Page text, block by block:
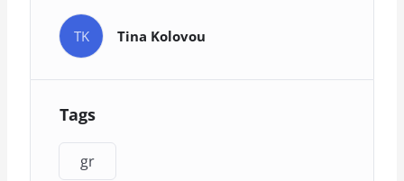
TK Tina Kolovou
Tags
gr